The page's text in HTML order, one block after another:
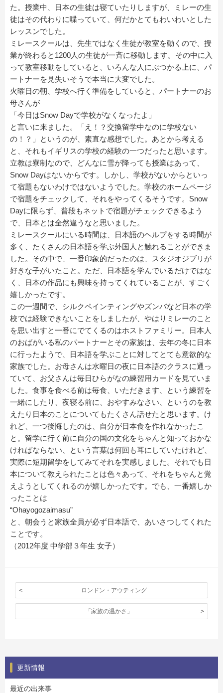
た。授業中、日本の生徒は寝ていたりしますが、ミレーの生
徒はその代わりに喋っていて、何だかとてもわいわいとした
レッスンでした。
ミレースクールは、先生ではなく生徒が教室を動くので、授
業が終わると1200人の生徒が一斉に移動します。その中に入
って教室移動をしていると、いろんな人にぶつかる上に、パ
ートナーを見失いそうで本当に大変でした。
火曜日の朝、学校へ行く準備をしていると、パートナーのお
母さんが
「今日はSnow Dayで学校がなくなったよ」
と言いに来ました。「え！？交換留学中なのに学校ない
の！？」というのが、素直な感想でした。あとから考える
と、それもイギリスの学校の経験の一つだったと思います。
立教は寮制なので、どんなに雪が降っても授業はあって、
Snow Dayはないからです。しかし、学校がないからといっ
て宿題もないわけではないようでした。学校のホームページ
で宿題をチェックして、それをやってくるそうです。Snow
Dayに限らず、普段もネットで宿題がチェックできるよう
で、日本とは全然違うなと思いました。
ミレースクールにいる時間は、日本語のヘルプをする時間が
多く、たくさんの日本語を学ぶ外国人と触れることができま
した。その中で、一番印象的だったのは、スタジオジブリが
好きな子がいたこと。ただ、日本語を学んでいるだけではな
く、日本の作品にも興味を持ってくれていることが、すごく
嬉しかったです。
この一週間で、シルクペインティングやズンバなど日本の学
校では経験できないことをしましたが、やはりミレーのこと
を思い出すと一番にでてくるのはホストファミリー。日本人
のおばがいる私のパートナーとその家族は、去年の冬に日本
に行ったようで、日本語を学ぶことに対してとても意欲的な
家族でした。お母さんは水曜日の夜に日本語のクラスに通っ
ていて、お父さんは毎日ひらがなの練習用カードを見ていま
した。食事を食べる前は毎食、いただきます、という練習を
一緒にしたり、夜寝る前に、おやすみなさい、というのを教
えたり日本のことについてもたくさん話せたと思います。け
れど、一つ後悔したのは、自分が日本食を作れなかったこ
と。留学に行く前に自分の国の文化をちゃんと知っておかな
ければならない、という言葉は何回も耳にしていたけれど、
実際に短期留学をしてみてそれを実感しました。それでも日
本について教えられたことは色々あって、それをちゃんと覚
えようとしてくれるのが嬉しかったです。でも、一番嬉しか
ったことは
“Ohayogozaimasu”
と、朝会うと家族全員が必ず日本語で、あいさつしてくれた
ことです。
（2012年度 中学部３年生 女子）
ロンドン・アウティング
「家族の温かさ」
更新情報
最近の出来事